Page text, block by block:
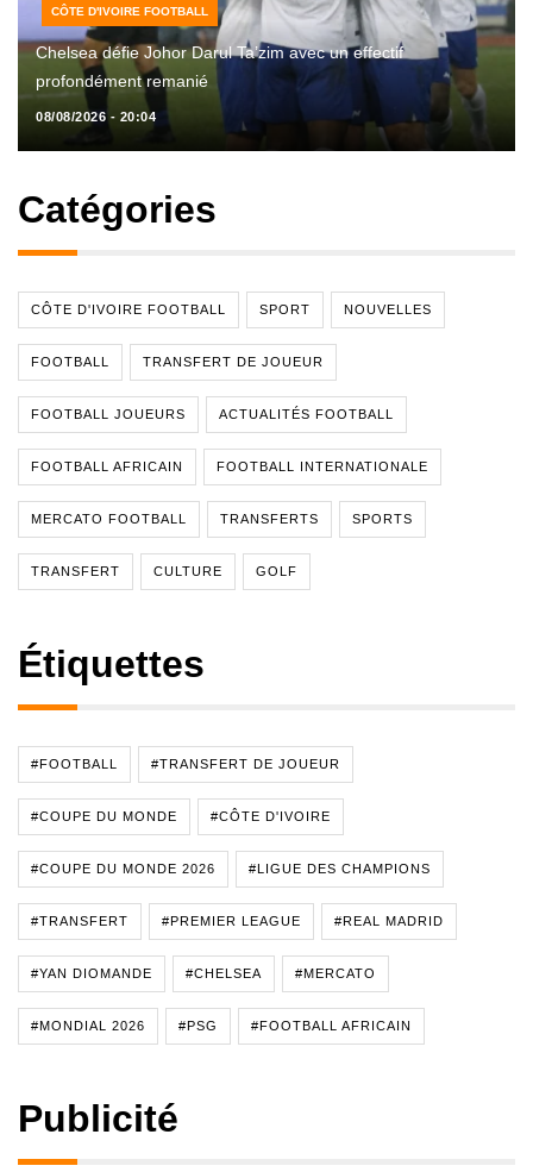
CÔTE D'IVOIRE FOOTBALL
Chelsea défie Johor Darul Ta’zim avec un effectif
profondément remanié
08/08/2026 - 20:04
Catégories
CÔTE D'IVOIRE FOOTBALL SPORT NOUVELLES
FOOTBALL TRANSFERT DE JOUEUR
FOOTBALL JOUEURS ACTUALITÉS FOOTBALL
FOOTBALL AFRICAIN FOOTBALL INTERNATIONALE
MERCATO FOOTBALL TRANSFERTS SPORTS
TRANSFERT CULTURE GOLF
Étiquettes
#FOOTBALL #TRANSFERT DE JOUEUR
#COUPE DU MONDE #CÔTE D'IVOIRE
#COUPE DU MONDE 2026 #LIGUE DES CHAMPIONS
#TRANSFERT #PREMIER LEAGUE #REAL MADRID
#YAN DIOMANDE #CHELSEA #MERCATO
#MONDIAL 2026 #PSG #FOOTBALL AFRICAIN
Publicité